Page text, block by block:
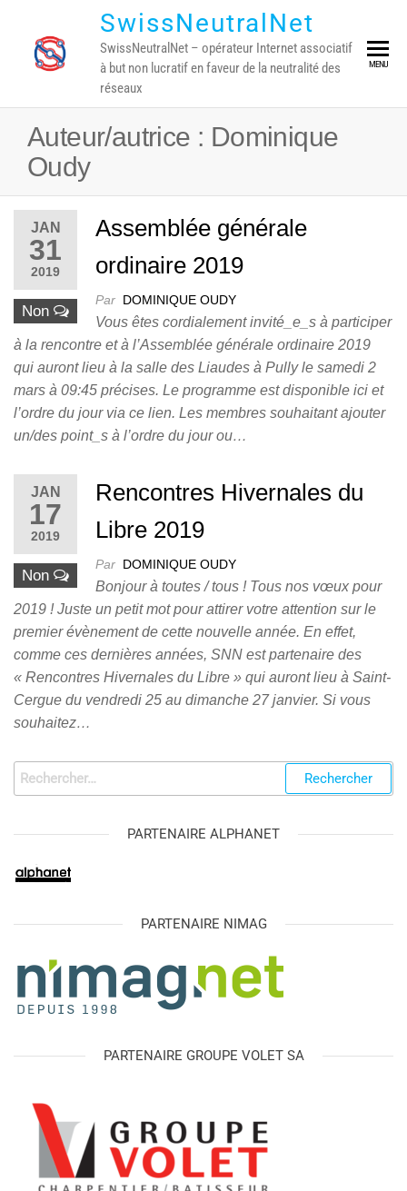
content
SwissNeutralNet
SwissNeutralNet – opérateur Internet associatif
à but non lucratif en faveur de la neutralité des
réseaux
MENU
Auteur/autrice : Dominique
Oudy
JAN
31
2019
Non
Assemblée générale
ordinaire 2019
Par DOMINIQUE OUDY
Vous êtes cordialement invité_e_s à participer
à la rencontre et à l’Assemblée générale ordinaire 2019
qui auront lieu à la salle des Liaudes à Pully le samedi 2
mars à 09:45 précises. Le programme est disponible ici et
l’ordre du jour via ce lien. Les membres souhaitant ajouter
un/des point_s à l’ordre du jour ou…
JAN
17
2019
Non
Rencontres Hivernales du
Libre 2019
Par DOMINIQUE OUDY
Bonjour à toutes / tous ! Tous nos vœux pour
2019 ! Juste un petit mot pour attirer votre attention sur le
premier évènement de cette nouvelle année. En effet,
comme ces dernières années, SNN est partenaire des
« Rencontres Hivernales du Libre » qui auront lieu à Saint-
Cergue du vendredi 25 au dimanche 27 janvier. Si vous
souhaitez…
Rechercher :
PARTENAIRE ALPHANET
PARTENAIRE NIMAG
PARTENAIRE GROUPE VOLET SA